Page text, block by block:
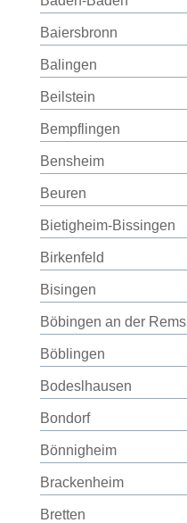
Baiersbronn
Balingen
Beilstein
Bempflingen
Bensheim
Beuren
Bietigheim-Bissingen
Birkenfeld
Bisingen
Böbingen an der Rems
Böblingen
Bodeslhausen
Bondorf
Bönnigheim
Brackenheim
Bretten